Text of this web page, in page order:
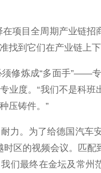
目全周期产业链招
到它们在产业链上
炼成“多面手”——专
业度。“我们不是科
压铸件。”
。为了给德国汽车
区的视频会议。匹
们最终在金坛及常